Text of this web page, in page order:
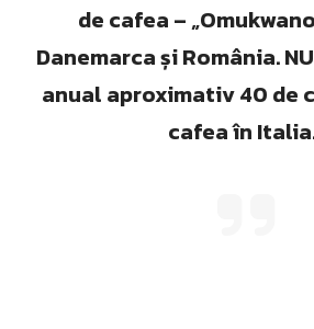
de cafea –
Danemarca și România.
anual aproximativ 40 de
cafea în